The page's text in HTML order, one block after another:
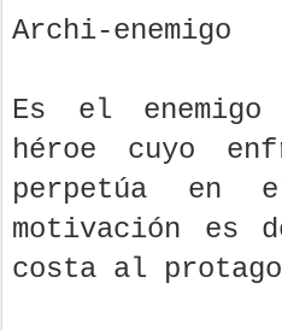
Archi‐enemigo
Es el
héroe cuyo
perpetúa en
motivación es
costa al